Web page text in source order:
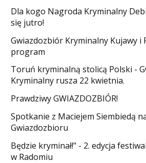
Dla kogo Nagroda Kryminalny
się jutro!
Gwiazdozbiór Kryminalny Kujawy i
program
Toruń kryminalną stolicą Polski -
Kryminalny rusza 22 kwietnia.
​Prawdziwy GWIAZDOZBIÓR!
Spotkanie z Maciejem Siembiedą
Gwiazdozbioru
​Będzie kryminał!" - 2. edycja
w Radomiu